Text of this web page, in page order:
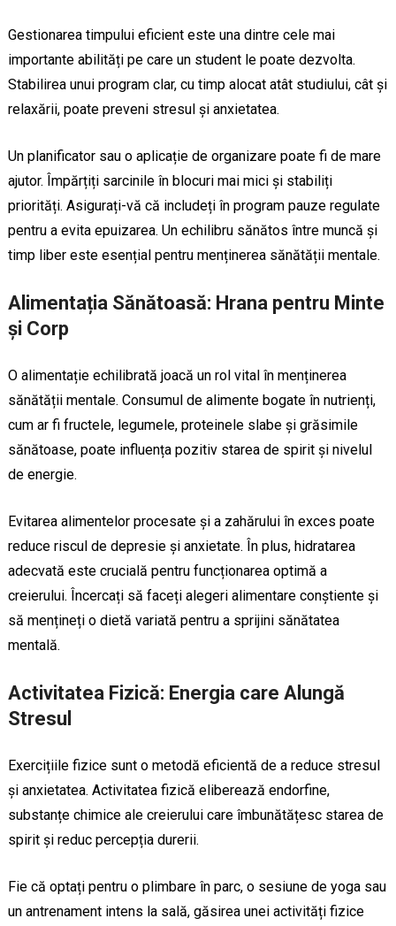
Gestionarea timpului eficient este una dintre cele mai
importante abilități pe care un student le poate dezvolta.
Stabilirea unui program clar, cu timp alocat atât studiului, cât și
relaxării, poate preveni stresul și anxietatea.
Un planificator sau o aplicație de organizare poate fi de mare
ajutor. Împărțiți sarcinile în blocuri mai mici și stabiliți
priorități. Asigurați-vă că includeți în program pauze regulate
pentru a evita epuizarea. Un echilibru sănătos între muncă și
timp liber este esențial pentru menținerea sănătății mentale.
Alimentația Sănătoasă: Hrana pentru Minte
și Corp
O alimentație echilibrată joacă un rol vital în menținerea
sănătății mentale. Consumul de alimente bogate în nutrienți,
cum ar fi fructele, legumele, proteinele slabe și grăsimile
sănătoase, poate influența pozitiv starea de spirit și nivelul
de energie.
Evitarea alimentelor procesate și a zahărului în exces poate
reduce riscul de depresie și anxietate. În plus, hidratarea
adecvată este crucială pentru funcționarea optimă a
creierului. Încercați să faceți alegeri alimentare conștiente și
să mențineți o dietă variată pentru a sprijini sănătatea
mentală.
Activitatea Fizică: Energia care Alungă
Stresul
Exercițiile fizice sunt o metodă eficientă de a reduce stresul
și anxietatea. Activitatea fizică eliberează endorfine,
substanțe chimice ale creierului care îmbunătățesc starea de
spirit și reduc percepția durerii.
Fie că optați pentru o plimbare în parc, o sesiune de yoga sau
un antrenament intens la sală, găsirea unei activități fizice